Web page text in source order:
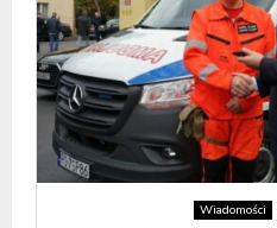
Wiadomości